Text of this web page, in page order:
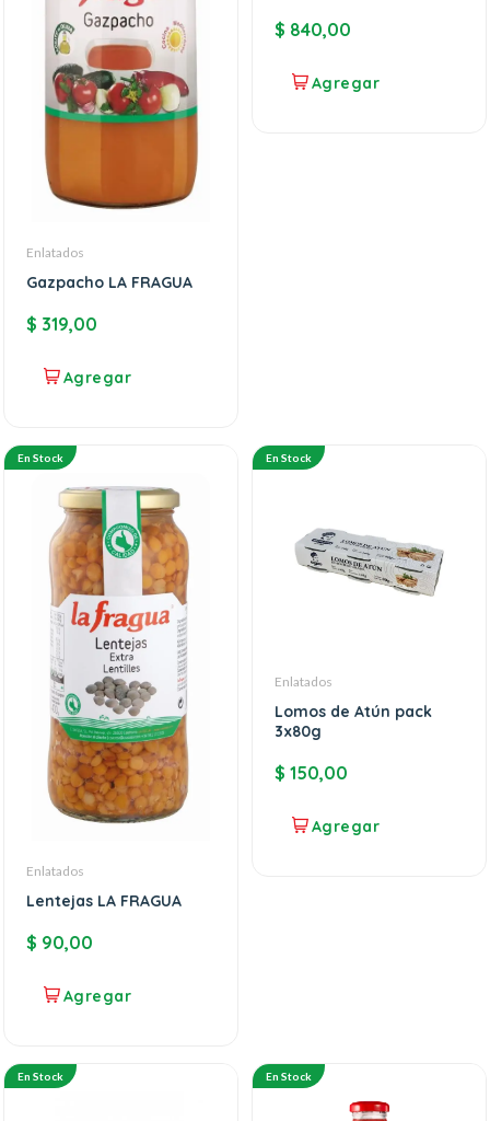
Enlatados
Gazpacho LA FRAGUA
$ 319,00
$ 840,00
En Stock
Enlatados
Lentejas LA FRAGUA
$ 90,00
En Stock
Enlatados
Lomos de Atún pack
3x80g
$ 150,00
En Stock En Stock